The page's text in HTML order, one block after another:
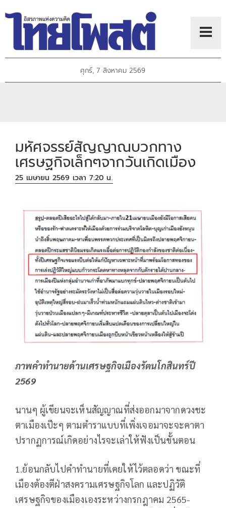
ศุกร์, 7 สิงหาคม 2569
มหัศจรรย์สัญญาณบวกทาง
เศรษฐกิจเล็กๆจากวันเกิดเมือง
25 เมษายน 2569 เวลา 7:20 น.
ภาพคำทำนายด้านเศรษฐกิจเมืองรัตนโกสินทร์ปี
2569
นานๆ ผู้เขียนจะเห็นสัญญาณที่ส่งออกมาจากดวงชะ
ตาเมืองเป๊ะๆ ตามตำราแบบที่เพิ่งเจอมาจะจะคาตา
ปรากฏการณ์เกิดอย่างไรจะเล่าให้ฟังเป็นขั้นตอน
1.ย้อนกลับไปคำทำนายที่เคยให้ไว้ตลอดว่า ขณะที่
เมืองต้องตีฝ่าสงครามเศรษฐกิจโลก และปฏิวัติ
เศรษฐกิจของเมืองเองระหว่างกรกฎาคม 2565-